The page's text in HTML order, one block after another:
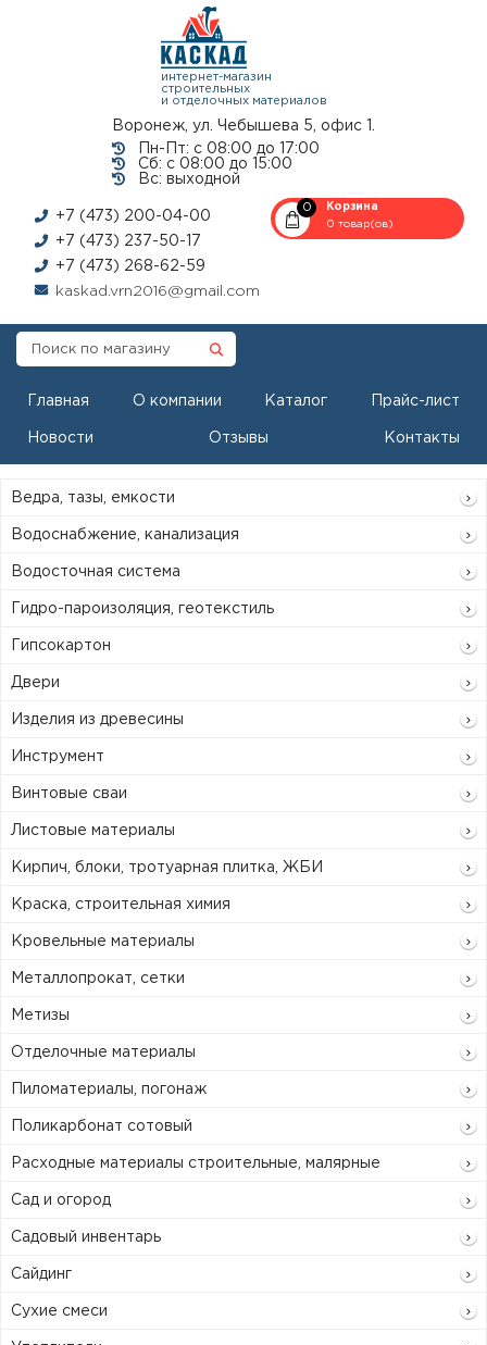
интернет-магазин
строительных
и отделочных материалов
Воронеж, ул. Чебышева 5, офис 1.
Пн-Пт: с 08:00 до 17:00
Сб: с 08:00 до 15:00
Вс: выходной
+7 (473) 200-04-00
+7 (473) 237-50-17
+7 (473) 268-62-59
kaskad.vrn2016@gmail.com
0
Корзина
0 товар(ов)
Главная О компании Каталог Прайс-лист
Новости Отзывы Контакты
Ведра, тазы, емкости
Водоснабжение, канализация
Водосточная система
Гидро-пароизоляция, геотекстиль
Гипсокартон
Двери
Изделия из древесины
Инструмент
Винтовые сваи
Листовые материалы
Кирпич, блоки, тротуарная плитка, ЖБИ
Краска, строительная химия
Кровельные материалы
Металлопрокат, сетки
Метизы
Отделочные материалы
Пиломатериалы, погонаж
Поликарбонат сотовый
Расходные материалы строительные, малярные
Сад и огород
Садовый инвентарь
Сайдинг
Сухие смеси